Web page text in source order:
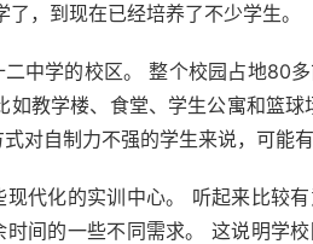
，到现在已经培养了不少学生。
中学的校区。 整个校园占地80
教学楼、食堂、学生公寓和篮球
对自制力不强的学生来说，可能有
代化的实训中心。 听起来比较
间的一些不同需求。 这说明学